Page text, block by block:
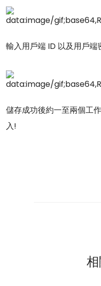
輸入用戶端 ID 以及用戶
儲存成功後約一至兩個工
入!